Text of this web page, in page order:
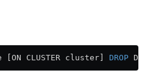
[ON CLUSTER cluster] DROP